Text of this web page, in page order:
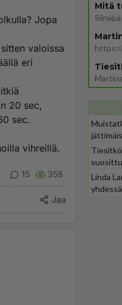
Jopa
valoissa
eri
20 sec,
sec.
vihreillä.
15 358
Jaa
Linda